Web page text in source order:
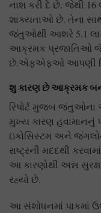
નાશ કરી દે છે. જેથી 16
શાક્યતાઓ છે. તેના
જંતુઓથી આશરે 5.1
આક્રમક પ્રજાતિઓ જૈવ-
છે.એફએફઓ આપણી
શુ કારણ છે આક્રમક
રિપોર્ટ મુજબ
મુખ્ય કારણ
ઇકોસિસ્ટમ અને
રાષ્ટ્રની મદદથી
આ કારણોથી અન્ન
રહ્યો છે.
આ સંશોધનમાં પાકમાં